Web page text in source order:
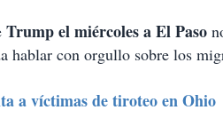
Trump el miércoles a El Paso
hablar con orgullo sobre los
a víctimas de tiroteo en Ohio